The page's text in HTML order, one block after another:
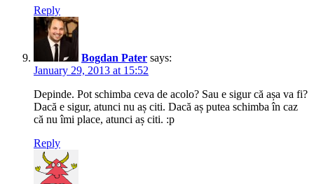
Reply
Bogdan Pater says:
January 29, 2013 at 15:52
Depinde. Pot schimba ceva de acolo? Sau e sigur că așa va fi?
Dacă e sigur, atunci nu aș citi. Dacă aș putea schimba în caz
că nu îmi place, atunci aș citi. :p
Reply